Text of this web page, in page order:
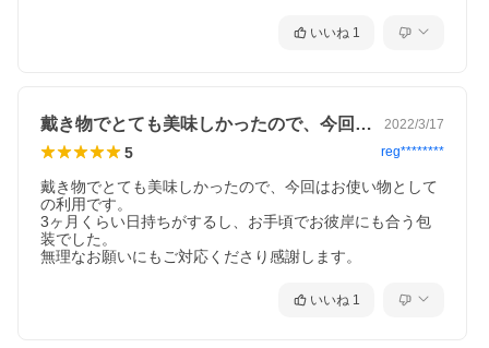
いいね 1
戴き物でとても美味しかったので、今回は… 2022/3/17
5 reg********
戴き物でとても美味しかったので、今回はお使い物として
の利用です。
3ヶ月くらい日持ちがするし、お手頃でお彼岸にも合う包
装でした。
無理なお願いにもご対応くださり感謝します。
いいね 1